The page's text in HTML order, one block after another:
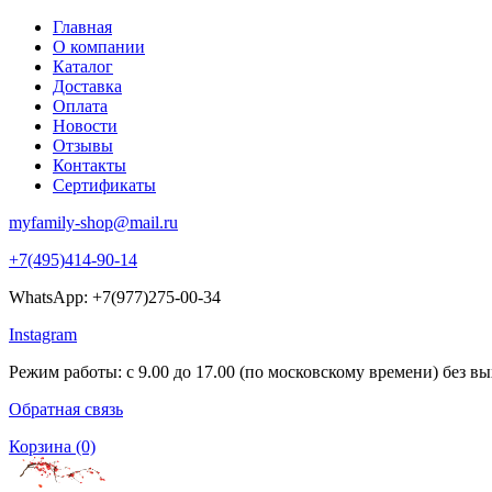
Главная
О компании
Каталог
Доставка
Оплата
Новости
Отзывы
Контакты
Сертификаты
myfamily-shop@mail.ru
+7(495)414-90-14
WhatsApp: +7(977)275-00-34
Instagram
Режим работы: с 9.00 до 17.00 (по московскому времени) без
Обратная связь
Корзина (0)